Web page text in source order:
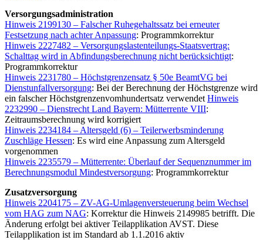
Versorgungsadministration
Hinweis 2199130 – Falscher Ruhegehaltssatz bei erneuter
Festsetzung nach achter Anpassung: Programmkorrektur
Hinweis 2227482 – Versorgungslastenteilungs-Staatsvertrag:
Schalttag wird in Abfindungsberechnung nicht berücksichtigt:
Programmkorrektur
Hinweis 2231780 – Höchstgrenzensatz § 50e BeamtVG bei
Dienstunfallversorgung: Bei der Berechnung der Höchstgrenze wird
ein falscher Höchstgrenzenvomhundertsatz verwendet Hinweis
2232990 – Dienstrecht Land Bayern: Mütterrente VIII:
Zeitraumsberechnung wird korrigiert
Hinweis 2234184 – Altersgeld (6) – Teilerwerbsminderung
Zuschläge Hessen: Es wird eine Anpassung zum Altersgeld
vorgenommen
Hinweis 2235579 – Mütterrente: Überlauf der Sequenznummer im
Berechnungsmodul Mindestversorgung: Programmkorrektur
Zusatzversorgung
Hinweis 2204175 – ZV-AG-Umlagenversteuerung beim Wechsel
vom HAG zum NAG: Korrektur die Hinweis 2149985 betrifft. Die
Änderung erfolgt bei aktiver Teilapplikation AVST. Diese
Teilapplikation ist im Standard ab 1.1.2016 aktiv